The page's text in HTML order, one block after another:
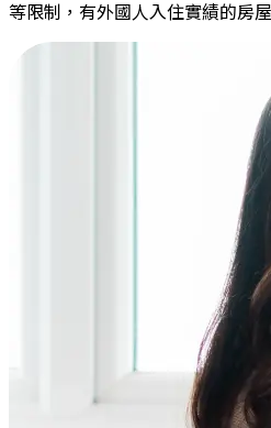
等限制，有外國人入住實績的房